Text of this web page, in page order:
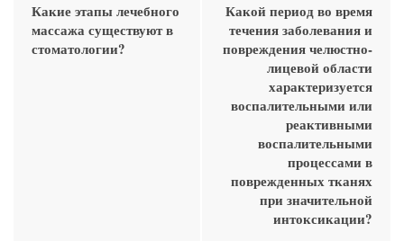
Какие этапы лечебного
массажа существуют в
стоматологии?
Какой период во время
течения заболевания и
повреждения челюстно-
лицевой области
характеризуется
воспалительными или
реактивными
воспалительными
процессами в
поврежденных тканях
при значительной
интоксикации?